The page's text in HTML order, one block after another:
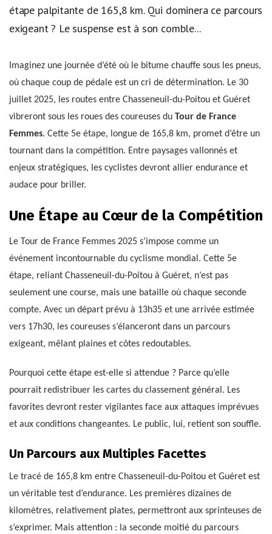
étape palpitante de 165,8 km. Qui dominera ce parcours
exigeant ? Le suspense est à son comble...
Imaginez une journée d’été où le bitume chauffe sous les pneus,
où chaque coup de pédale est un cri de détermination. Le 30
juillet 2025, les routes entre Chasseneuil-du-Poitou et Guéret
vibreront sous les roues des coureuses du Tour de France
Femmes. Cette 5e étape, longue de 165,8 km, promet d’être un
tournant dans la compétition. Entre paysages vallonnés et
enjeux stratégiques, les cyclistes devront allier endurance et
audace pour briller.
Une Étape au Cœur de la Compétition
Le Tour de France Femmes 2025 s’impose comme un
événement incontournable du cyclisme mondial. Cette 5e
étape, reliant Chasseneuil-du-Poitou à Guéret, n’est pas
seulement une course, mais une bataille où chaque seconde
compte. Avec un départ prévu à 13h35 et une arrivée estimée
vers 17h30, les coureuses s’élanceront dans un parcours
exigeant, mêlant plaines et côtes redoutables.
Pourquoi cette étape est-elle si attendue ? Parce qu’elle
pourrait redistribuer les cartes du classement général. Les
favorites devront rester vigilantes face aux attaques imprévues
et aux conditions changeantes. Le public, lui, retient son souffle.
Un Parcours aux Multiples Facettes
Le tracé de 165,8 km entre Chasseneuil-du-Poitou et Guéret est
un véritable test d’endurance. Les premières dizaines de
kilomètres, relativement plates, permettront aux sprinteuses de
s’exprimer. Mais attention : la seconde moitié du parcours